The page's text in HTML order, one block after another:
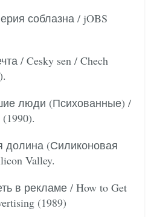
соблазна / jOBS
/ Cesky sen / Chech
люди (Психованные) /
долина (Силиконовая
Valley.
в рекламе / How to Get
(1989)